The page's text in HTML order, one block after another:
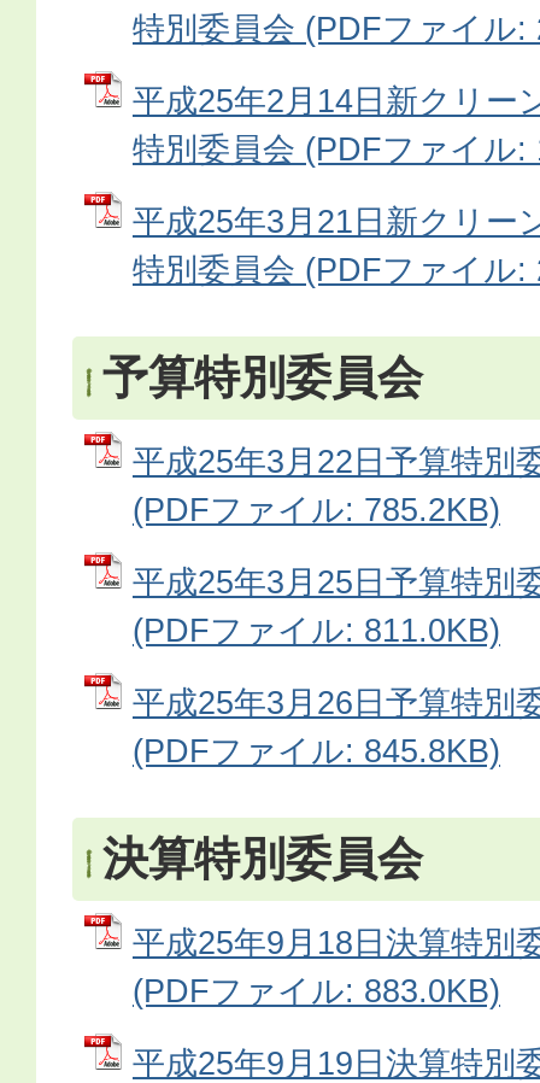
特別委員会 (PDFファイル:
平成25年2月14日新クリー
特別委員会 (PDFファイル:
平成25年3月21日新クリー
特別委員会 (PDFファイル:
予算特別委員会
平成25年3月22日予算特別
(PDFファイル: 785.2KB)
平成25年3月25日予算特別
(PDFファイル: 811.0KB)
平成25年3月26日予算特別
(PDFファイル: 845.8KB)
決算特別委員会
平成25年9月18日決算特別
(PDFファイル: 883.0KB)
平成25年9月19日決算特別